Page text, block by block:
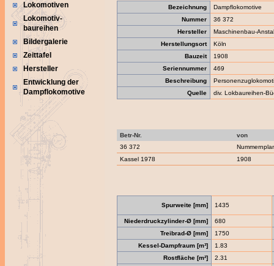
Lokomotiven
Lokomotiv-
baureihen
Bildergalerie
Zeittafel
Hersteller
Entwicklung der
Dampflokomotive
Bezeichnung
Dampflokomotive
Nummer
36 372
Hersteller
Maschinenbau-
Herstellungsort
Köln
Bauzeit
1908
Seriennummer
469
Beschreibung
Quelle
div. Lokbaureihen-
Betr-Nr.
von
36 372
Kassel 1978
1908
Spurweite [mm] 1435
Niederdruckzylinder-Ø [mm]
680
Treibrad-Ø [mm]
1750
Kessel-Dampfraum [m³]
1.83
Rostfläche [m²]
2.31